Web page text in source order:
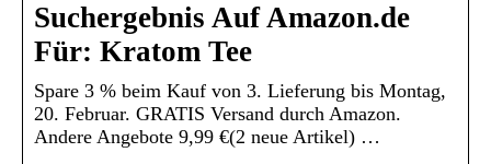
Suchergebnis Auf Amazon.de
Für: Kratom Tee
Spare 3 % beim Kauf von 3. Lieferung bis Montag,
20. Februar. GRATIS Versand durch Amazon.
Andere Angebote 9,99 €(2 neue Artikel) …